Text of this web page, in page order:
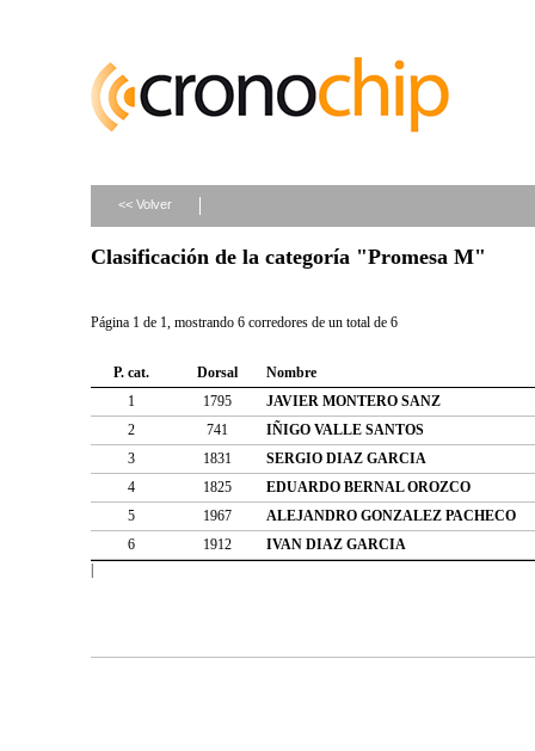
<< Volver
Clasificación de la categoría "Promesa M"
Página 1 de 1, mostrando 6 corredores de un total de 6
P. cat. Dorsal
Nombre
1
1795
JAVIER MONTERO SANZ
2
741
IÑIGO VALLE SANTOS
3
1831
SERGIO DIAZ GARCIA
4
1825
EDUARDO BERNAL OROZCO
5
1967
ALEJANDRO GONZALEZ PACHECO
6
1912
IVAN DIAZ GARCIA
|